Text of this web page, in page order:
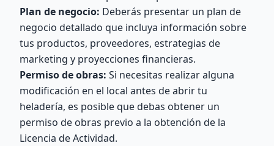
Plan de negocio: Deberás presentar un plan de
negocio detallado que incluya información sobre
tus productos, proveedores, estrategias de
marketing y proyecciones financieras.
Permiso de obras: Si necesitas realizar alguna
modificación en el local antes de abrir tu
heladería, es posible que debas obtener un
permiso de obras previo a la obtención de la
Licencia de Actividad.